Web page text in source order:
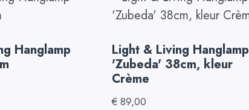
Hanglamp
Light & Living Hanglamp
'Zubeda' 38cm, kleur
Crème
€89,00